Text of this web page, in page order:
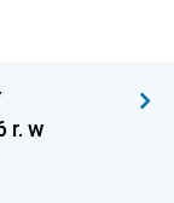
r. w